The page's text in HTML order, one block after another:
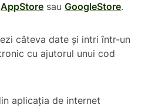
AppStore sauGoogleStore.
câteva date și intri într-un
cu ajutorul unui cod
aplicația de internet